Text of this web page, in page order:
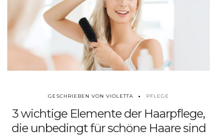
GESCHRIEBEN VON VIOLETTA PFLEGE
3 wichtige Elemente der Haarpflege,
die unbedingt für schöne Haare sind